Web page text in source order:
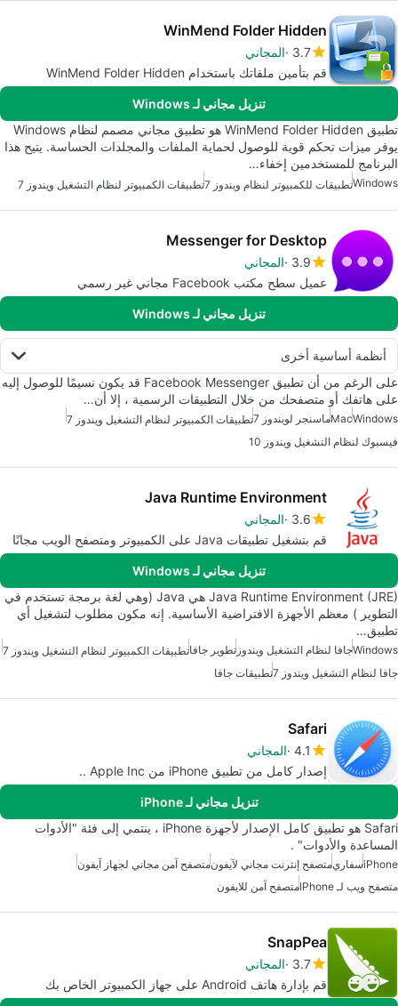
WinMend Folder Hidden
3.7 المجاني
قم بتأمين ملفاتك باستخدام WinMend Folder Hidden
تنزيل مجاني لـ Windows
تطبيق WinMend Folder Hidden هو تطبيق مجاني مصمم لنظام Windows
يوفر ميزات تحكم قوية للوصول لحماية الملفات والمجلدات الحساسة. يتيح هذا
البرنامج للمستخدمين إخفاء…
Windowsتطبيقات للكمبيوتر لنظام ويندوز 7 تطبيقات الكمبيوتر لنظام التشغيل ويندوز 7
Messenger for Desktop
3.9 المجاني
عميل سطح مكتب Facebook مجاني غير رسمي
تنزيل مجاني لـ Windows
أنظمة أساسية أخرى
على الرغم من أن تطبيق Facebook Messenger قد يكون نسيمًا للوصول إليه
على هاتفك أو متصفحك من خلال التطبيقات الرسمية ، إلا أن…
Windows
Macماسنجر لويندوز 7
تطبيقات الكمبيوتر لنظام التشغيل ويندوز 7
فيسبوك لنظام التشغيل ويندوز 10
Java Runtime Environment
3.6 المجاني
قم بتشغيل تطبيقات Java على الكمبيوتر ومتصفح الويب مجانًا
تنزيل مجاني لـ Windows
Java Runtime Environment (JRE) هي Java (وهي لغة برمجة تستخدم في
التطوير ) معظم الأجهزة الافتراضية الأساسية. إنه مكون مطلوب لتشغيل أي
تطبيق…
Windowsجافا لنظام التشغيل ويندوز تطوير جافاتطبيقات الكمبيوتر لنظام التشغيل ويندوز 7
جافا لنظام التشغيل ويندوز 7
تطبيقات جافا
Safari
4.1 المجاني
إصدار كامل من تطبيق iPhone من Apple Inc ..
تنزيل مجاني لـ iPhone
Safari هو تطبيق كامل الإصدار لأجهزة iPhone ، ينتمي إلى فئة "الأدوات
المساعدة والأدوات" .
iPhoneسفاريمتصفح إنترنت مجاني لآيفونمتصفح آمن مجاني لجهاز آيفون
متصفح ويب لـ IPhone
متصفح آمن للايفون
SnapPea
3.7 المجاني
قم بإدارة هاتف Android على جهاز الكمبيوتر الخاص بك